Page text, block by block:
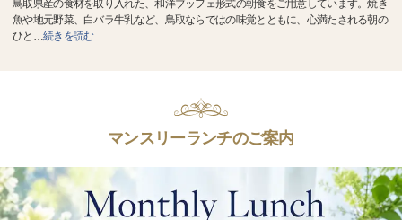
鳥取県産の食材を取り入れた、和洋ブッフェ形式の朝食をご用意しています。焼き
魚や地元野菜、白バラ牛乳など、鳥取ならではの味覚とともに、心満たされる朝の
ひと …続きを読む
マンスリーランチのご案内